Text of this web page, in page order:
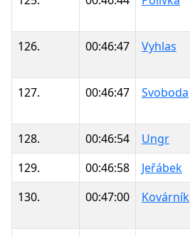
126. 00:46:47 Vyhlas
127. 00:46:47 Svoboda
128. 00:46:54 Ungr
129.
00:46:58 Jeřábek
130.
00:47:00 Kovárník